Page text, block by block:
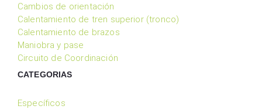
Cambios de orientación
Calentamiento de tren superior (tronco)
Calentamiento de brazos
Maniobra y pase
Circuito de Coordinación
CATEGORIAS
Específicos